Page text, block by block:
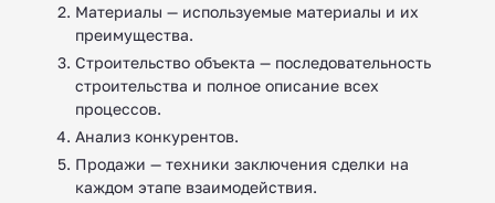
Материалы — используемые материалы и их
преимущества.
Строительство объекта — последовательность
строительства и полное описание всех
процессов.
Анализ конкурентов.
Продажи — техники заключения сделки на
каждом этапе взаимодействия.